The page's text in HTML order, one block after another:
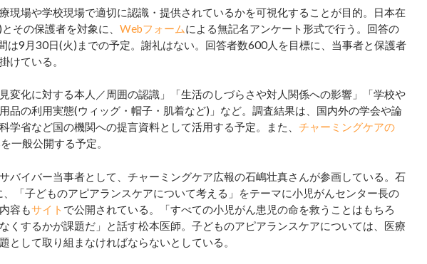
現場や学校現場で適切に認識・提供されているかを可視化することが目的。日本在
その保護者を対象に、 Webフォームによる無記名アンケート形式で行う。回答の
は9月30日(火)までの予定。謝礼はない。回答者数600人を目標に、当事者と保護者
けている。
変化に対する本人／周囲の認識」「生活のしづらさや対人関係への影響」「学校や
品の利用実態(ウィッグ・帽子・肌着など)」など。調査結果は、国内外の学会や論
学省など国の機関への提言資料として活用する予定。また、 チャーミングケアの
一般公開する予定。
バイバー当事者として、チャーミングケア広報の石嶋壮真さんが参画している。石
「子どものアピアランスケアについて考える」をテーマに小児がんセンター長の
容もサイト で公開されている。「すべての小児がん患児の命を救うことはもちろ
くするかが課題だ」と話す松本医師。子どものアピアランスケアについては、医療
として取り組まなければならないとしている。